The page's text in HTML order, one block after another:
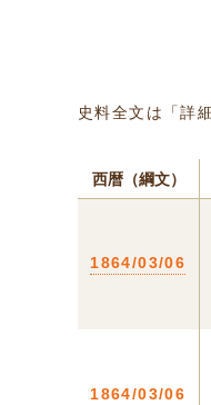
史料全文は「詳
西暦（綱文）
1864/03/06
1864/03/06